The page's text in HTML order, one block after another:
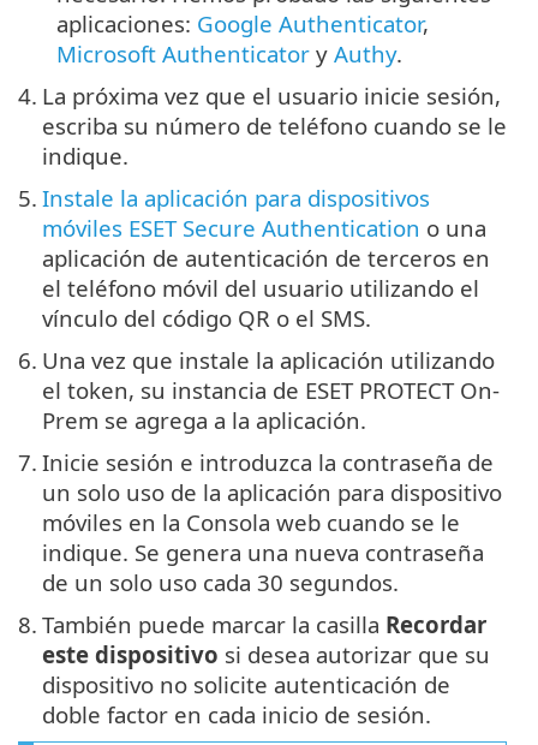
aplicaciones: Google Authenticator,
Microsoft Authenticator y Authy.
4. La próxima vez que el usuario inicie sesión,
escriba su número de teléfono cuando se le
indique.
5. Instale la aplicación para dispositivos
móviles ESET Secure Authentication o una
aplicación de autenticación de terceros en
el teléfono móvil del usuario utilizando el
vínculo del código QR o el SMS.
6. Una vez que instale la aplicación utilizando
el token, su instancia de ESET PROTECT On-
Prem se agrega a la aplicación.
7. Inicie sesión e introduzca la contraseña de
un solo uso de la aplicación para dispositivo
móviles en la Consola web cuando se le
indique. Se genera una nueva contraseña
de un solo uso cada 30 segundos.
8. También puede marcar la casilla Recordar
este dispositivo si desea autorizar que su
dispositivo no solicite autenticación de
doble factor en cada inicio de sesión.